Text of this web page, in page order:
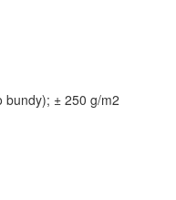
bundy); ± 250 g/m2